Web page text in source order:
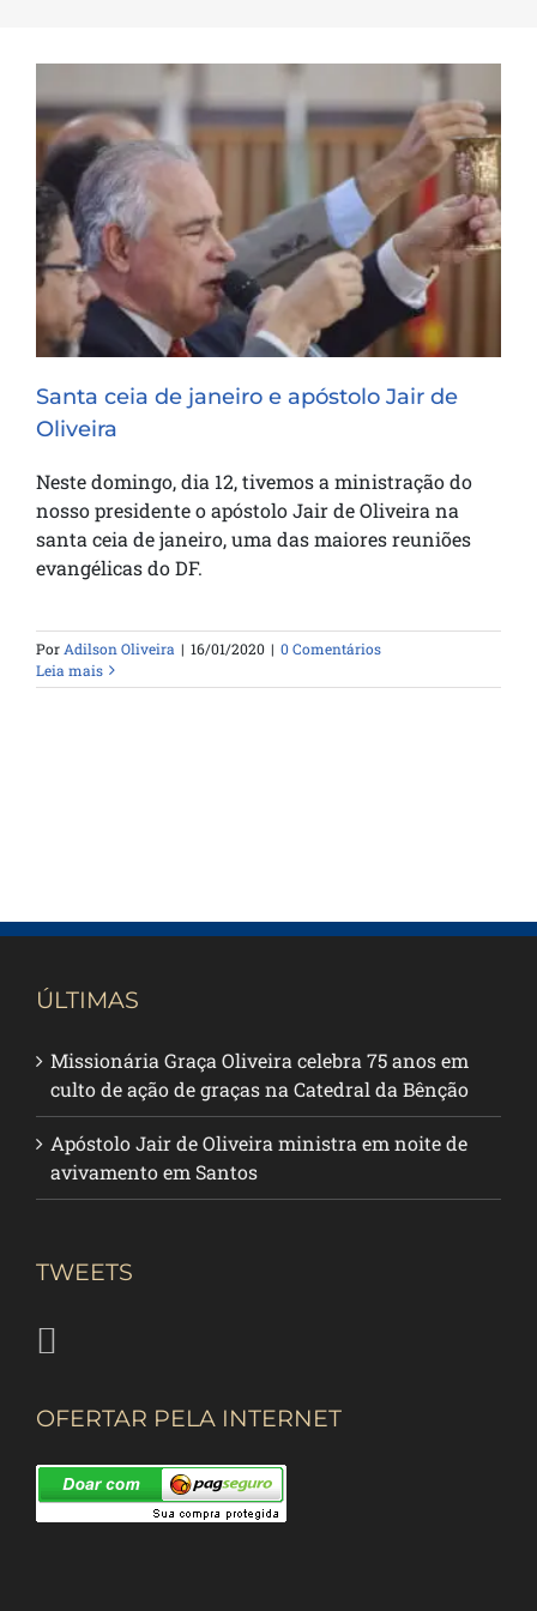
Santa ceia de janeiro e apóstolo Jair de
Oliveira
Santa ceia de janeiro e apóstolo Jair de
Oliveira
Neste domingo, dia 12, tivemos a ministração do
nosso presidente o apóstolo Jair de Oliveira na
santa ceia de janeiro, uma das maiores reuniões
evangélicas do DF.
PorAdilson Oliveira | 16/01/2020 | 0 Comentários
Leia mais
ÚLTIMAS
Missionária Graça Oliveira celebra 75 anos em
culto de ação de graças na Catedral da Bênção
Apóstolo Jair de Oliveira ministra em noite de
avivamento em Santos
TWEETS
OFERTAR PELA INTERNET